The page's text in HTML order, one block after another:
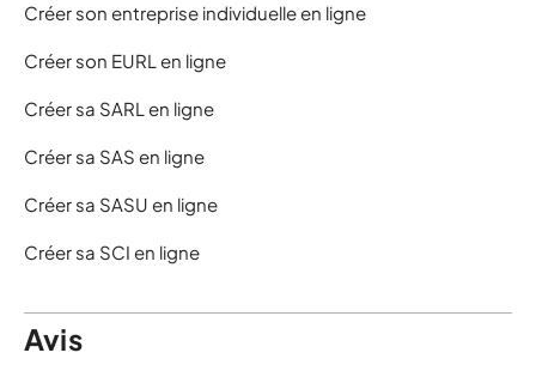
Créer son entreprise individuelle en ligne
Créer son EURL en ligne
Créer sa SARL en ligne
Créer sa SAS en ligne
Créer sa SASU en ligne
Créer sa SCI en ligne
Avis